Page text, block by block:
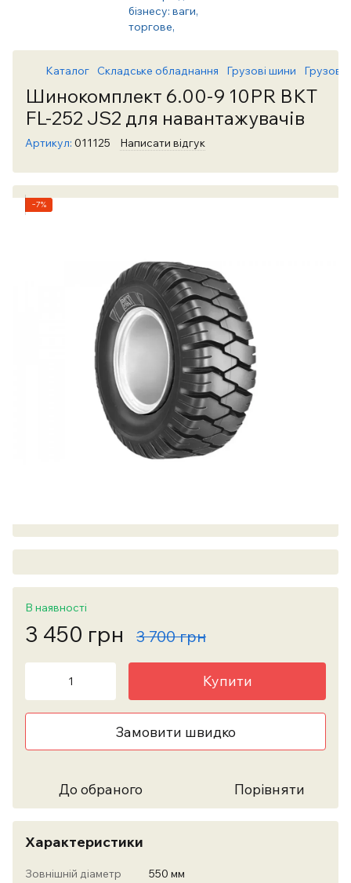
Каталог Складське обладнання Грузові шини Грузові
Шинокомплект 6.00-9 10PR BKT
FL-252 JS2 для навантажувачів
Артикул: 011125 Написати відгук
−7%
В наявності
3 450 грн 3 700 грн
Купити
Замовити швидко
До обраного Порівняти
Характеристики
Зовнішній діаметр
550 мм